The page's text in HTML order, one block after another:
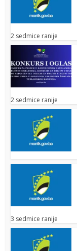
2 sedmice ranije
2 sedmice ranije
3 sedmice ranije